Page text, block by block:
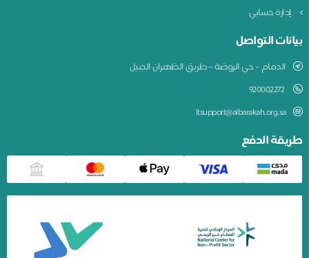
إدارة حسابي
بيانات التواصل
الدمام – حي الروضة – طريق الظهران الجبيل
920002272
itsupport@albarakah.org.sa
طريقة الدفع